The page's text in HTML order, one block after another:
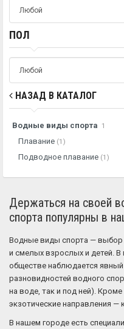
ПОЛ
НАЗАД В КАТАЛОГ
Водные виды спорта 1
Плавание (1)
Подводное плавание (1)
Держаться на своей
спорта популярны в
Водные виды спорта — выбор
и смелых взрослых и детей.
обществе наблюдается
разновидностей водного
на воде, так и под ней).
экзотические направления —
В нашем городе есть